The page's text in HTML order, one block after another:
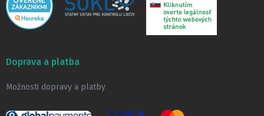
Doprava a platba
Možnosti dopravy a platby